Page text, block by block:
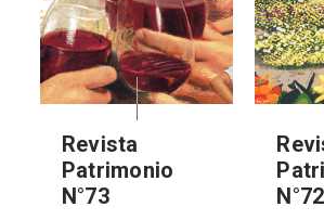
Revista
Patrimonio
N°73
N°72